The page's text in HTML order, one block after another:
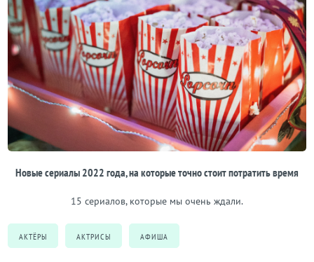
Новые сериалы 2022 года, на которые точно стоит потратить время
15 сериалов, которые мы очень ждали.
АКТЁРЫ АКТРИСЫ АФИША